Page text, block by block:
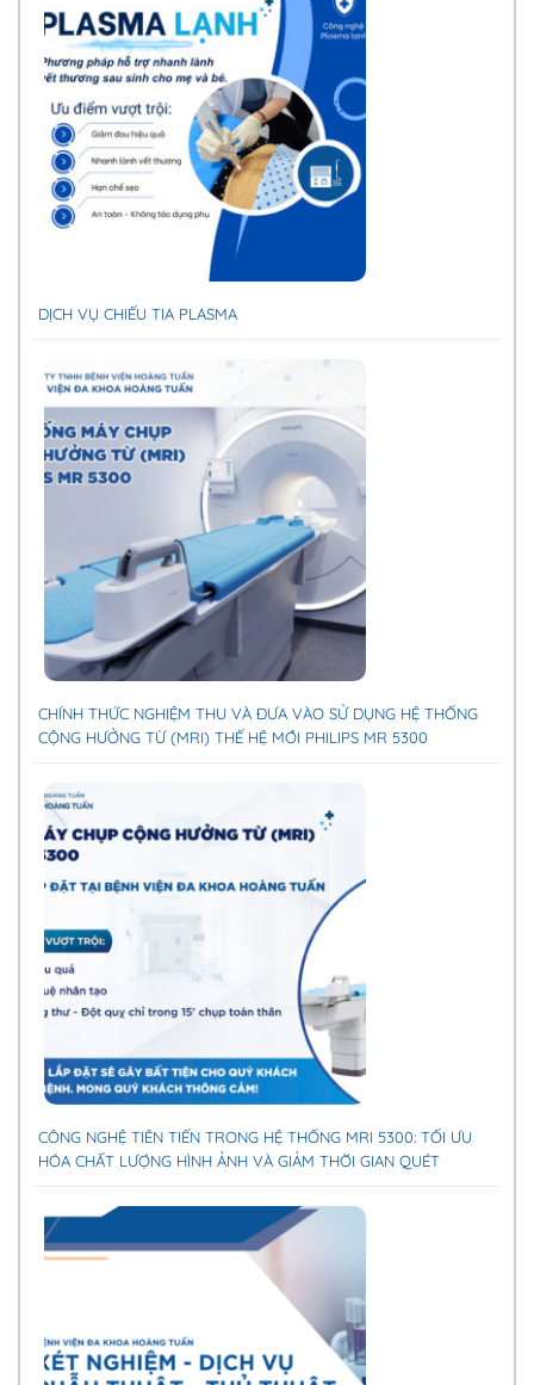
DỊCH VỤ CHIẾU TIA PLASMA
CHÍNH THỨC NGHIỆM THU VÀ ĐƯA VÀO SỬ DỤNG HỆ THỐNG
CỘNG HƯỞNG TỪ (MRI) THẾ HỆ MỚI PHILIPS MR 5300
CÔNG NGHỆ TIÊN TIẾN TRONG HỆ THỐNG MRI 5300: TỐI ƯU
HÓA CHẤT LƯỢNG HÌNH ẢNH VÀ GIẢM THỜI GIAN QUÉT